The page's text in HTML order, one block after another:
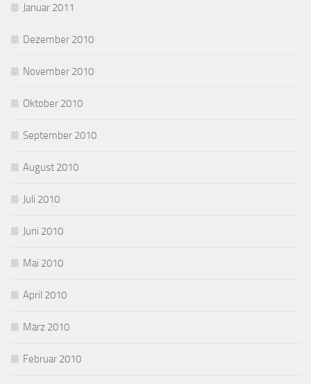
Januar 2011
Dezember 2010
November 2010
Oktober 2010
September 2010
August 2010
Juli 2010
Juni 2010
Mai 2010
April 2010
März 2010
Februar 2010